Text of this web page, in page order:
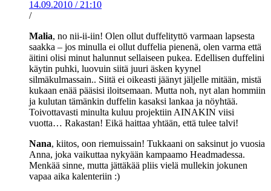
14.09.2010 / 21:10
/
Malia, no nii-ii-iin! Olen ollut duffelityttö varmaan lapsesta
saakka – jos minulla ei ollut duffelia pienenä, olen varma että
äitini olisi minut halunnut sellaiseen pukea. Edellisen duffelini
käytin puhki, luovuin siitä juuri äsken kyynel
silmäkulmassain.. Siitä ei oikeasti jäänyt jäljelle mitään, mistä
kukaan enää pääsisi iloitsemaan. Mutta noh, nyt alan hommiin
ja kulutan tämänkin duffelin kasaksi lankaa ja nöyhtää.
Toivottavasti minulta kuluu projektiin AINAKIN viisi
vuotta… Rakastan! Eikä haittaa yhtään, että tulee talvi!
Nana, kiitos, oon riemuissain! Tukkaani on saksinut jo vuosia
Anna, joka vaikuttaa nykyään kampaamo Headmadessa.
Menkää sinne, mutta jättäkää pliis vielä mullekin jokunen
vapaa aika kalenteriin :)